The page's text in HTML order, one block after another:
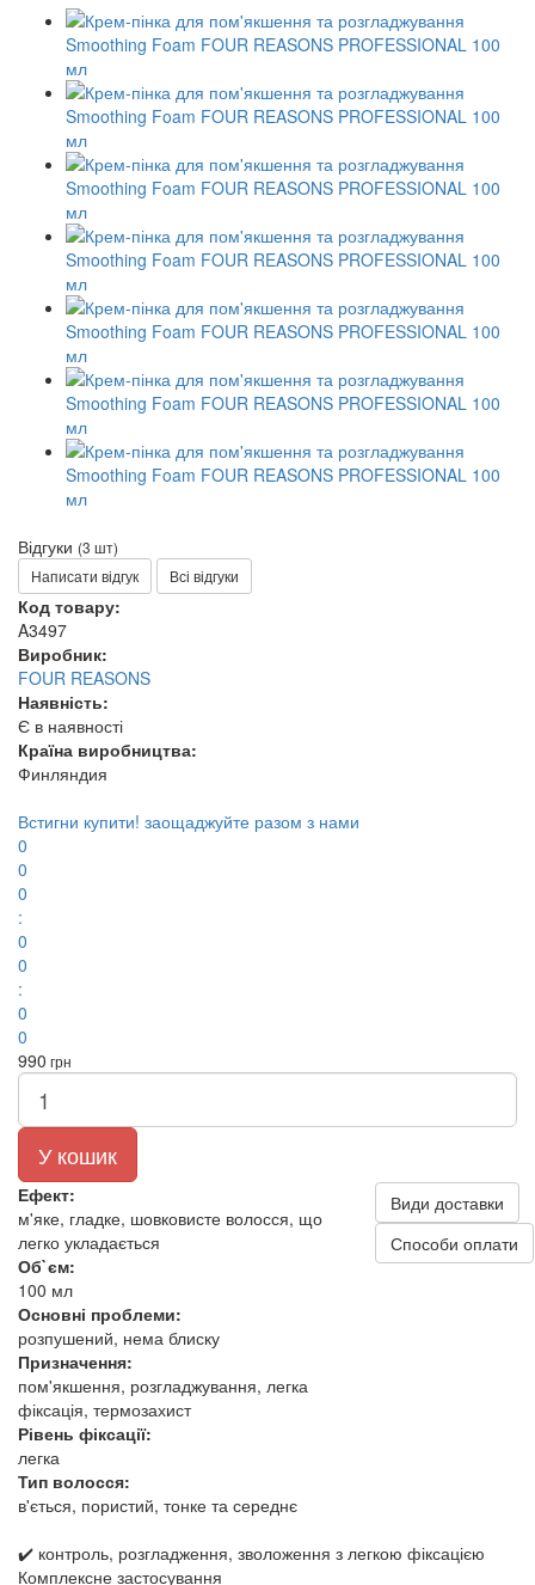
Відгуки (3 шт)
Написати відгук
Всі відгуки
Код товару:
A3497
Виробник:
FOUR REASONS
Наявність:
Є в наявності
Країна виробництва:
Финляндия
Встигни купити! заощаджуйте разом з нами
0
0
0
:
0
0
:
0
0
990 грн
У кошик
Ефект:
м'яке, гладке, шовковисте волосся, що
легко укладається
Об`єм:
100 мл
Основні проблеми:
розпушений, нема блиску
Призначення:
пом'якшення, розгладжування, легка
фіксація, термозахист
Рівень фіксації:
легка
Тип волосся:
в'ється, пористий, тонке та середнє
Види доставки
Способи оплати
✔️ контроль, розгладження, зволоження з легкою фіксацією
Комплексне застосування